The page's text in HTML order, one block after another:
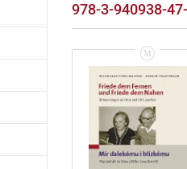
978-3-940938-